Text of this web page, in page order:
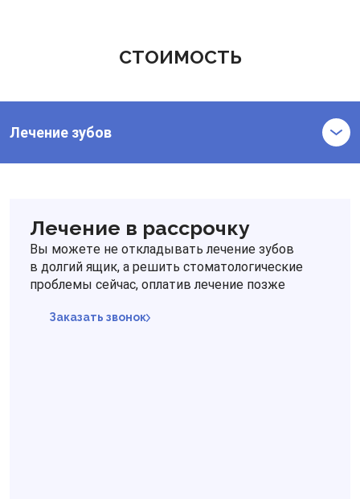
СТОИМОСТЬ
Лечение зубов
Лечение в рассрочку
Вы можете не откладывать лечение зубов
в долгий ящик, а решить стоматологические
проблемы сейчас, оплатив лечение позже
Заказать звонок